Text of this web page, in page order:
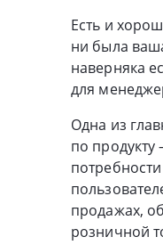
Есть и
ни была
наверняка
для
Одна из
по
продажах,
розничной